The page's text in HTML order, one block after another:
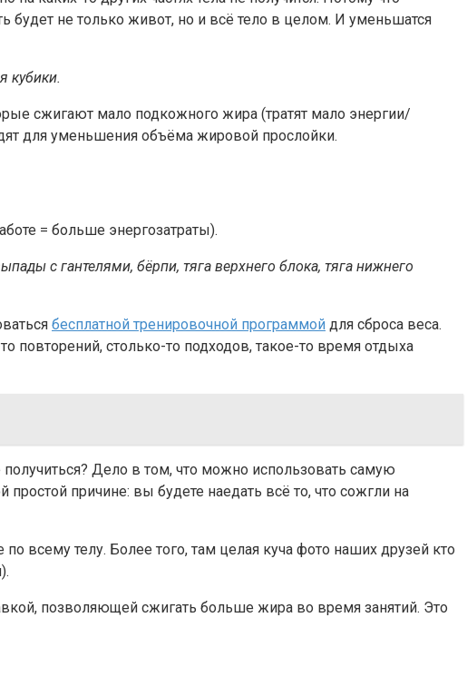
будет не только живот, но и всё тело в целом. И уменьшатся
кубики.
сжигают мало подкожного жира (тратят мало энергии/
для уменьшения объёма жировой прослойки.
= больше энергозатраты).
с гантелями, бёрпи, тяга верхнего блока, тяга нижнего
бесплатной тренировочной программой для сброса веса.
повторений, столько-то подходов, такое-то время отдыха
Дело в том, что можно использовать самую
причине: вы будете наедать всё то, что сожгли на
всему телу. Более того, там целая куча фото наших друзей кто
позволяющей сжигать больше жира во время занятий. Это